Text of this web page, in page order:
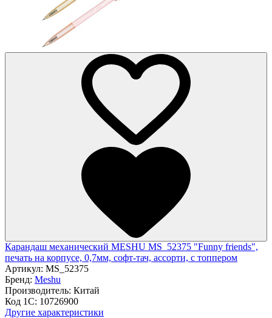
Карандаш механический MESHU MS_52375 "Funny friends",
печать на корпусе, 0,7мм, софт-тач, ассорти, с топпером
Артикул: MS_52375
Бренд: Meshu
Производитель: Китай
Код 1С: 10726900
Другие характеристики